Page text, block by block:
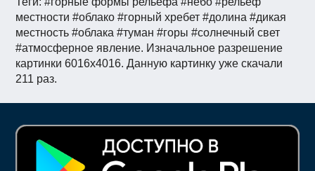
местности #облако #горный хребет #долина #дикая
местность #облака #туман #горы #солнечный свет
#атмосферное явление. Изначальное разрешение
картинки 6016x4016. Данную картинку уже скачали
211 раз.